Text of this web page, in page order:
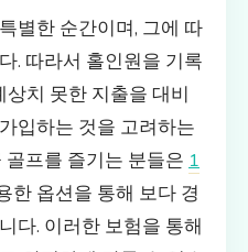
별한 순간이며, 그에 따
. 따라서 홀인원을 기록
치 못한 지출을 대비
입하는 것을 고려하는
프를 즐기는 분들은 1
한 옵션을 통해 보다 경
다. 이러한 보험을 통해